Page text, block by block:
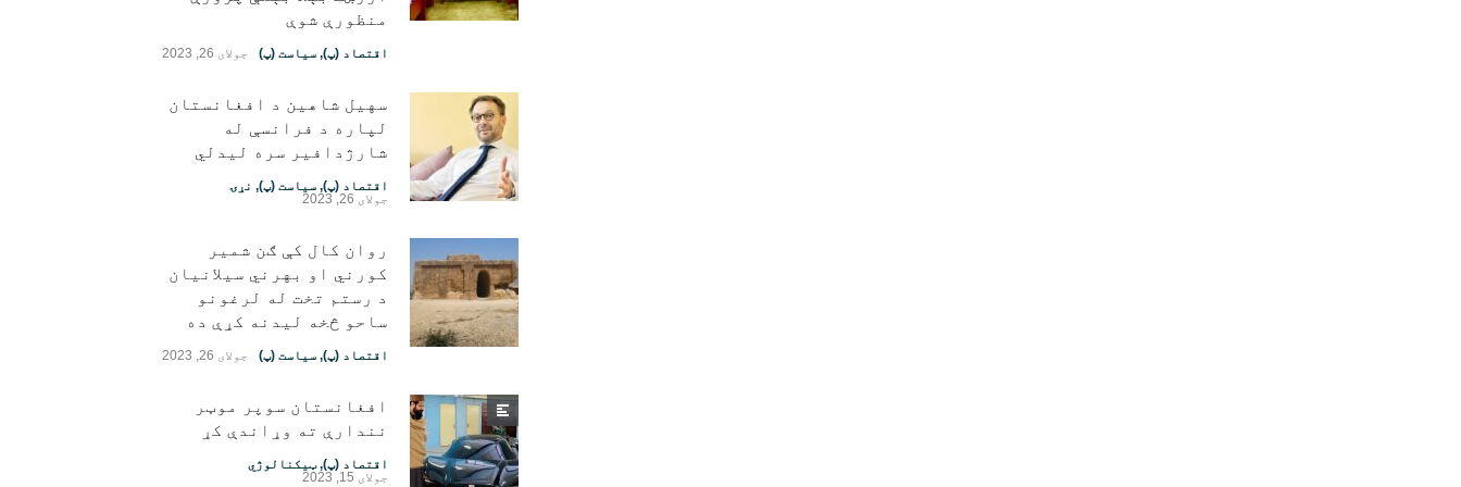
منظورې شوې
اقتصاد (پ), سیاست (پ) جولای 26, 2023
سهیل شاهین د افغانستان
لپاره د فرانسې له
شارژدافیر سره لیدلي
اقتصاد (پ), سیاست (پ), نړۍ
جولای 26, 2023
روان کال کې ګن شمیر
کورني او بهرني سیلانیان
د رستم تخت له لرغونو
ساحو څخه لیدنه کړې ده
اقتصاد (پ), سیاست (پ) جولای 26, 2023
افغانستان سوپر موټر
نندارې ته وړاندې کړ
اقتصاد (پ),ټیکنالوژي
جولای 15, 2023